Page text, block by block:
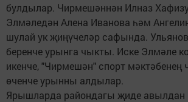
булдылар. Чирмешәннән Илназ
Элмәледән Алена Иванова һәм
шулай ук җиңүчеләр сафында.
беренче урынга чыкты. Иске Элмәле
икенче, "Чирмешән" спорт мәктәбенең
өченче урынны алдылар.
Ярышларда райондагы җиде авылдан